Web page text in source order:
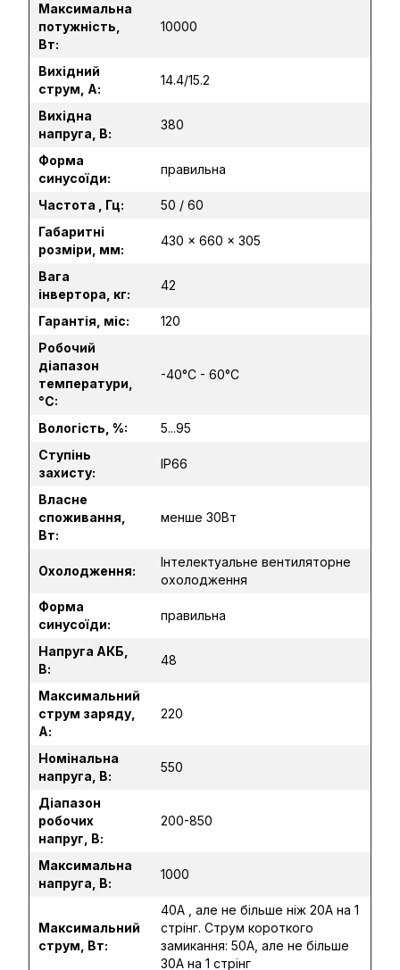
Максимальна
потужність,
Вт:
10000
Вихідний
струм, А:
14.4/15.2
Вихідна
напруга, В:
380
Форма
синусоїди:
правильна
Частота , Гц:
50 / 60
Габаритні
розміри, мм:
430 × 660 × 305
Вага
інвертора, кг:
42
Гарантія, міс:
120
Робочий
діапазон
температури,
°C:
-40°C - 60°C
Вологість, %:
5...95
Ступінь
захисту:
ІР66
Власне
споживання,
Вт:
менше 30Вт
Охолодження:
Інтелектуальне вентиляторне
охолодження
Форма
синусоїди:
правильна
Напруга АКБ,
В:
48
Максимальний
струм заряду,
А:
220
Номінальна
напруга, В:
550
Діапазон
робочих
напруг, В:
200-850
Максимальна
напруга, В:
1000
Максимальний
струм, Вт:
40А , але не більше ніж 20А на 1
стрінг. Струм короткого
замикання: 50А, але не більше
30А на 1 стрінг